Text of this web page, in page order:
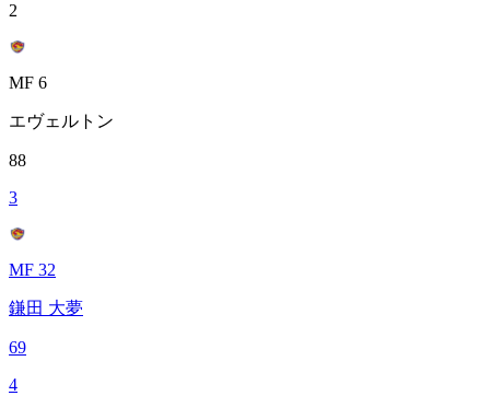
2
MF 6
エヴェルトン
88
3
MF 32
鎌田 大夢
69
4